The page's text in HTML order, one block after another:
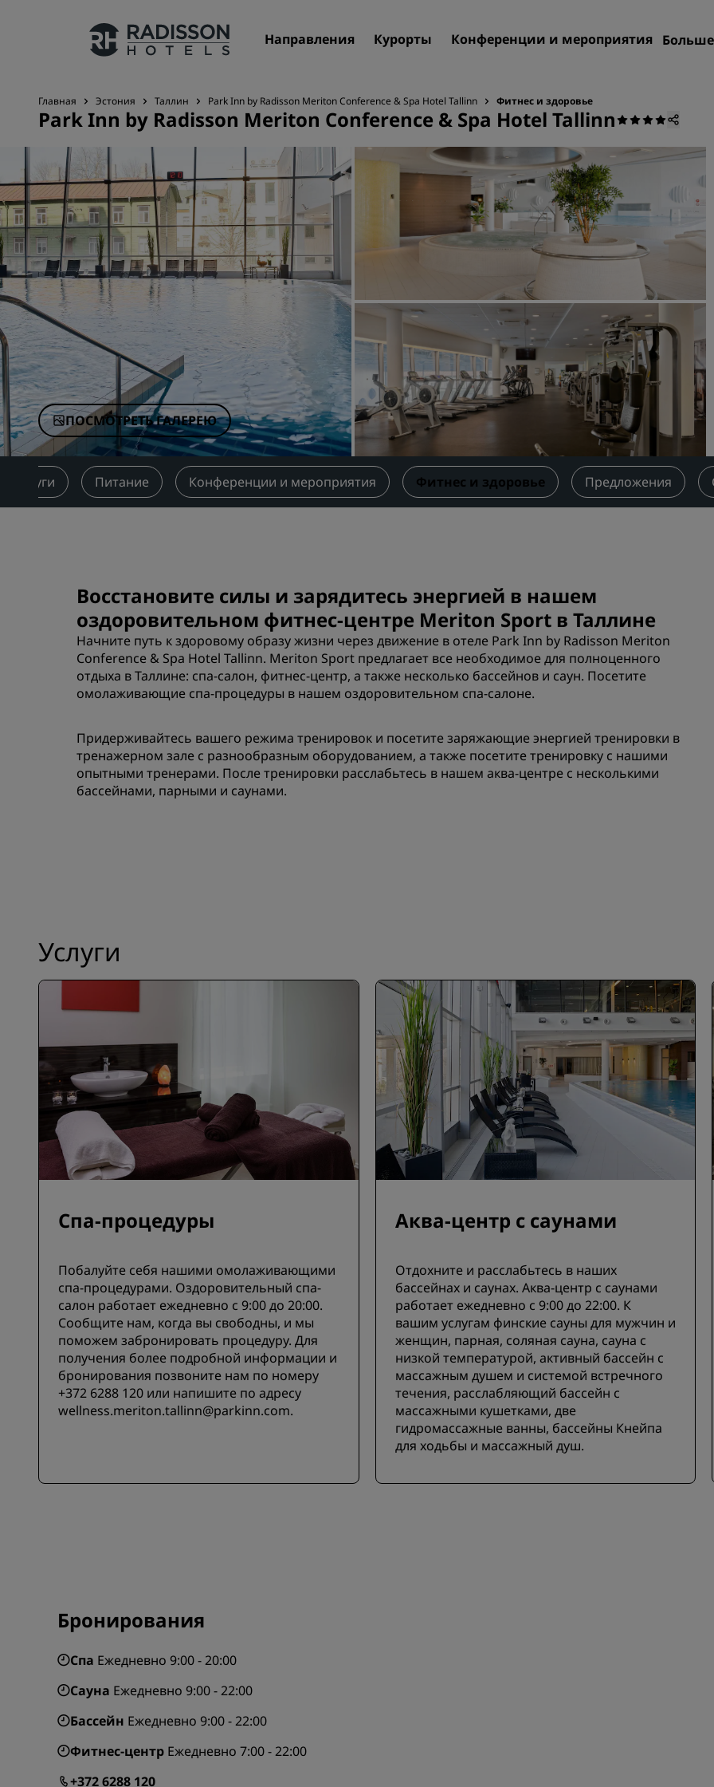
Направления Курорты Конференции и мероприятия Больше
Наши бренды
Бренды Radisson Hotels
Аффилированные бренды в Китае
Поиск отеля
Направления
Курорты
Апартаменты с
Отели при аэропорте
Новые и будущие отели
Конференции и
Откройте для себя
Meetings
Забронировать
мероприятия
Запросить ценовое
предложение
Направления для
мероприятий
Отраслевые решения
Питание
Поиск ресторана
Главная Эстония Таллин Park Inn by Radisson Meriton Conference & Spa Hotel Tallinn Фитнес и здоровье
Park Inn by Radisson Meriton Conference & Spa Hotel Tallinn
ПОСМОТРЕТЬ ГАЛЕРЕЮ
Услуги Питание Конференции и мероприятия Фитнес и здоровье Предложения
Восстановите силы и зарядитесь энергией в нашем
оздоровительном фитнес-центре Meriton Sport в Таллине
Начните путь к здоровому образу жизни через движение в отеле Park Inn by Radisson Meriton
Conference & Spa Hotel Tallinn. Meriton Sport предлагает все необходимое для полноценного
отдыха в Таллине: спа-салон, фитнес-центр, а также несколько бассейнов и саун. Посетите
омолаживающие спа-процедуры в нашем оздоровительном спа-салоне.
Придерживайтесь вашего режима тренировок и посетите заряжающие энергией тренировки в
тренажерном зале с разнообразным оборудованием, а также посетите тренировку с нашими
опытными тренерами. После тренировки расслабьтесь в нашем аква-центре с несколькими
бассейнами, парными и саунами.
Услуги
Спа-процедуры
Побалуйте себя нашими омолаживающими
спа-процедурами. Оздоровительный спа-
салон работает ежедневно с 9:00 до 20:00.
Сообщите нам, когда вы свободны, и мы
поможем забронировать процедуру. Для
получения более подробной информации и
бронирования позвоните нам по номеру
+372 6288 120 или напишите по адресу
wellness.meriton.tallinn@parkinn.com.
Аква-центр с саунами
Отдохните и расслабьтесь в наших
бассейнах и саунах. Аква-центр с саунами
работает ежедневно с 9:00 до 22:00. К
вашим услугам финские сауны для мужчин и
женщин, парная, соляная сауна, сауна с
низкой температурой, активный бассейн с
массажным душем и системой встречного
течения, расслабляющий бассейн с
массажными кушетками, две
гидромассажные ванны, бассейны Кнейпа
для ходьбы и массажный душ.
Бронирования
Спа Ежедневно 9:00 - 20:00
Сауна Ежедневно 9:00 - 22:00
Бассейн Ежедневно 9:00 - 22:00
Фитнес-центр Ежедневно 7:00 - 22:00
+372 6288 120